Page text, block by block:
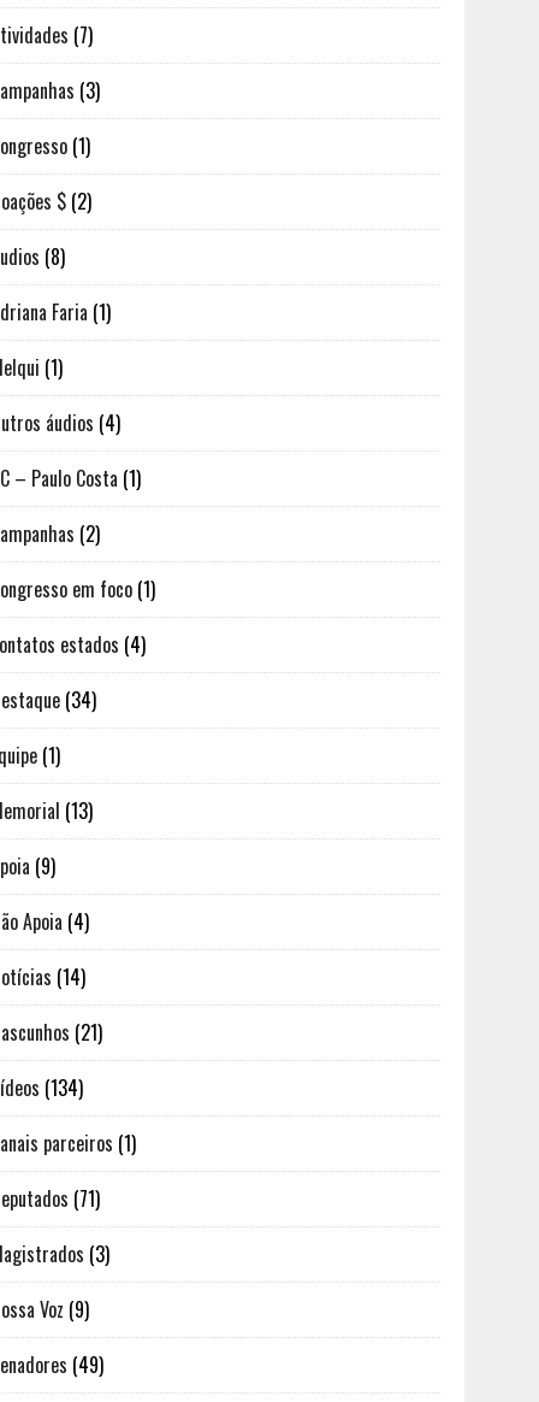
(7)
(3)
(1)
$ (2)
(8)
Faria (1)
(1)
áudios (4)
– Paulo Costa (1)
(2)
em foco (1)
estados (4)
(34)
(1)
(13)
(9)
Apoia (4)
(14)
(21)
(134)
parceiros (1)
(71)
(3)
Voz (9)
(49)